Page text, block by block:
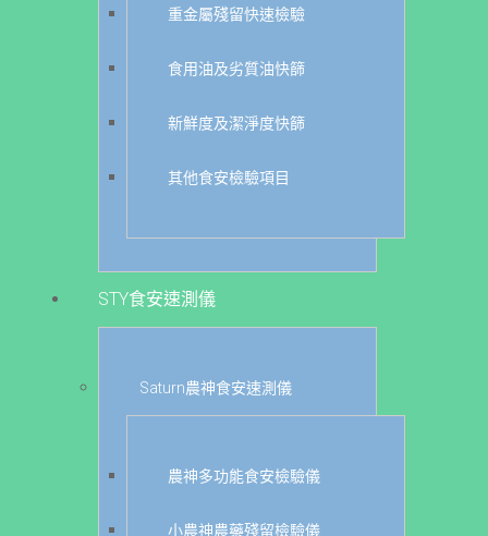
重金屬殘留快速檢驗
食用油及劣質油快篩
新鮮度及潔淨度快篩
其他食安檢驗項目
STY食安速測儀
Saturn農神食安速測儀
農神多功能食安檢驗儀
小農神農藥殘留檢驗儀